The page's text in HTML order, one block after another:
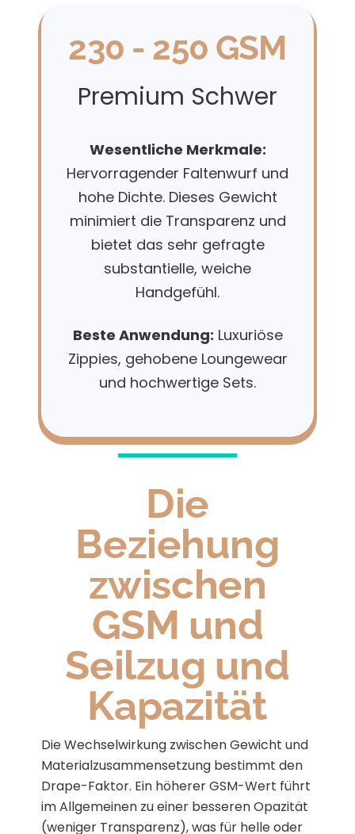
230 - 250 GSM
Premium Schwer
Wesentliche Merkmale:
Hervorragender Faltenwurf und
hohe Dichte. Dieses Gewicht
minimiert die Transparenz und
bietet das sehr gefragte
substantielle, weiche
Handgefühl.
Beste Anwendung: Luxuriöse
Zippies, gehobene Loungewear
und hochwertige Sets.
Die
Beziehung
zwischen
GSM und
Seilzug und
Kapazität
Die Wechselwirkung zwischen Gewicht und
Materialzusammensetzung bestimmt den
Drape-Faktor. Ein höherer GSM-Wert führt
im Allgemeinen zu einer besseren Opazität
(weniger Transparenz), was für helle oder